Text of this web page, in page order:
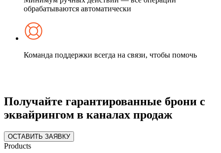
обрабатываются автоматически
Команда поддержки всегда на связи, чтобы помочь
Получайте гарантированные брони с
эквайрингом в каналах продаж
ОСТАВИТЬ ЗАЯВКУ
Products